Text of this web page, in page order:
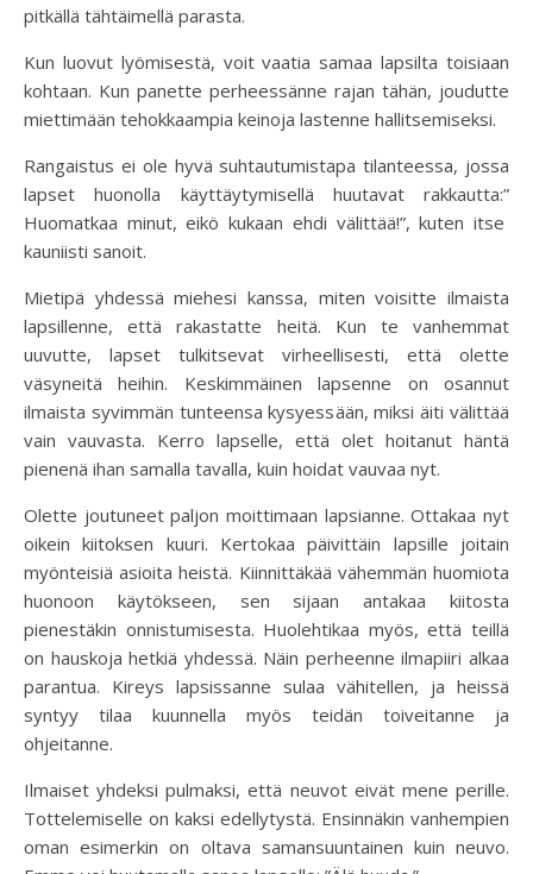
pitkällä tähtäimellä parasta.
Kun luovut lyömisestä, voit vaatia samaa lapsilta toisiaan
kohtaan. Kun panette perheessänne rajan tähän, joudutte
miettimään tehokkaampia keinoja lastenne hallitsemiseksi.
Rangaistus ei ole hyvä suhtautumistapa tilanteessa, jossa
lapset huonolla käyttäytymisellä huutavat rakkautta:”
Huomatkaa minut, eikö kukaan ehdi välittää!”, kuten itse
kauniisti sanoit.
Mietipä yhdessä miehesi kanssa, miten voisitte ilmaista
lapsillenne, että rakastatte heitä. Kun te vanhemmat
uuvutte, lapset tulkitsevat virheellisesti, että olette
väsyneitä heihin. Keskimmäinen lapsenne on osannut
ilmaista syvimmän tunteensa kysyessään, miksi äiti välittää
vain vauvasta. Kerro lapselle, että olet hoitanut häntä
pienenä ihan samalla tavalla, kuin hoidat vauvaa nyt.
Olette joutuneet paljon moittimaan lapsianne. Ottakaa nyt
oikein kiitoksen kuuri. Kertokaa päivittäin lapsille joitain
myönteisiä asioita heistä. Kiinnittäkää vähemmän huomiota
huonoon käytökseen, sen sijaan antakaa kiitosta
pienestäkin onnistumisesta. Huolehtikaa myös, että teillä
on hauskoja hetkiä yhdessä. Näin perheenne ilmapiiri alkaa
parantua. Kireys lapsissanne sulaa vähitellen, ja heissä
syntyy tilaa kuunnella myös teidän toiveitanne ja
ohjeitanne.
Ilmaiset yhdeksi pulmaksi, että neuvot eivät mene perille.
Tottelemiselle on kaksi edellytystä. Ensinnäkin vanhempien
oman esimerkin on oltava samansuuntainen kuin neuvo.